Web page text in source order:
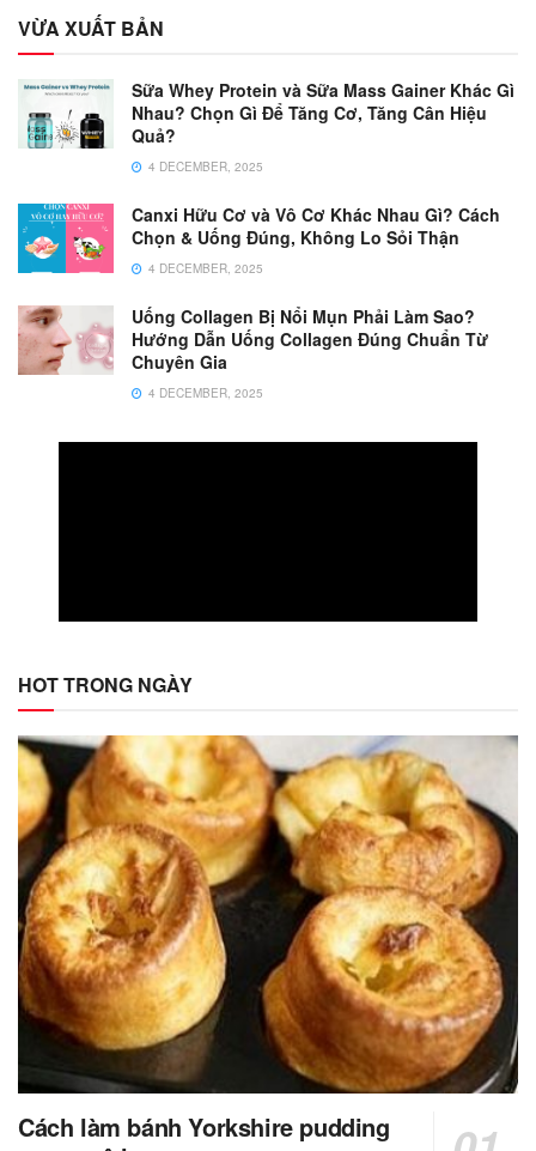
VỪA XUẤT BẢN
Sữa Whey Protein và Sữa Mass Gainer Khác Gì
Nhau? Chọn Gì Để Tăng Cơ, Tăng Cân Hiệu
Quả?
4 DECEMBER, 2025
Canxi Hữu Cơ và Vô Cơ Khác Nhau Gì? Cách
Chọn & Uống Đúng, Không Lo Sỏi Thận
4 DECEMBER, 2025
Uống Collagen Bị Nổi Mụn Phải Làm Sao?
Hướng Dẫn Uống Collagen Đúng Chuẩn Từ
Chuyên Gia
4 DECEMBER, 2025
HOT TRONG NGÀY
Cách làm bánh Yorkshire pudding